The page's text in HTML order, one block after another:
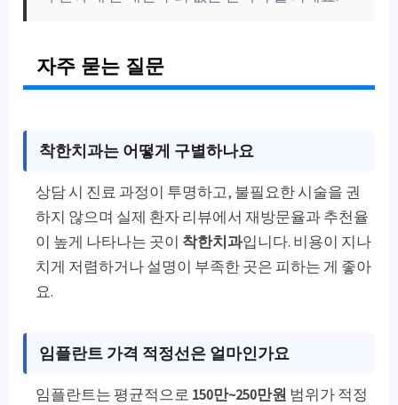
자주 묻는 질문
착한치과는 어떻게 구별하나요
상담 시 진료 과정이 투명하고, 불필요한 시술을 권
하지 않으며 실제 환자 리뷰에서 재방문율과 추천율
이 높게 나타나는 곳이 착한치과입니다. 비용이 지나
치게 저렴하거나 설명이 부족한 곳은 피하는 게 좋아
요.
임플란트 가격 적정선은 얼마인가요
임플란트는 평균적으로 150만~250만원 범위가 적정